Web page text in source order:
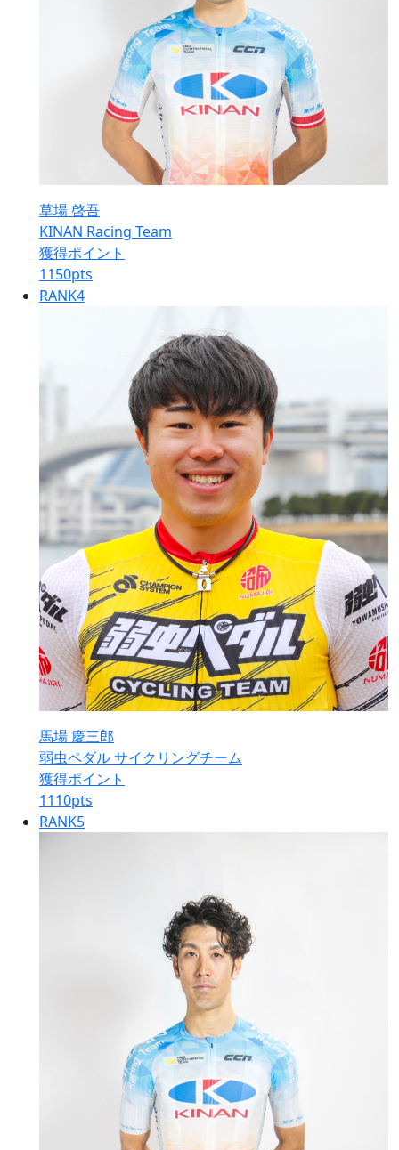
草場 啓吾
KINAN Racing Team
獲得ポイント
1150pts
RANK4
馬場 慶三郎
弱虫ペダル サイクリングチーム
獲得ポイント
1110pts
RANK5